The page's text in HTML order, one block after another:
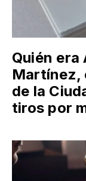
Quién era
Martínez,
de la
tiros por